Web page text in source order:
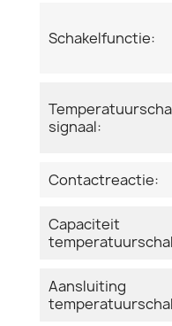
Schakelfunctie:
signaal:
Contactreactie:
Capaciteit
Aansluiting